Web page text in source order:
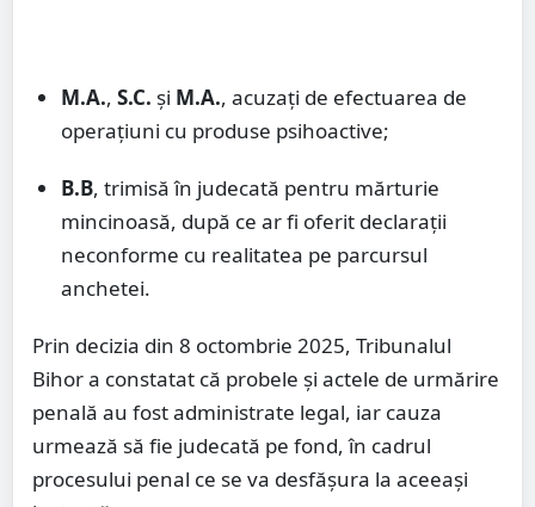
M.A., S.C. și M.A., acuzați de efectuarea de
operațiuni cu produse psihoactive;
B.B, trimisă în judecată pentru mărturie
mincinoasă, după ce ar fi oferit declarații
neconforme cu realitatea pe parcursul
anchetei.
Prin decizia din 8 octombrie 2025, Tribunalul
Bihor a constatat că probele și actele de urmărire
penală au fost administrate legal, iar cauza
urmează să fie judecată pe fond, în cadrul
procesului penal ce se va desfășura la aceeași